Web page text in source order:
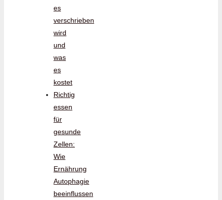
es
verschrieben
wird
und
was
es
kostet
Richtig
essen
für
gesunde
Zellen:
Wie
Ernährung
Autophagie
beeinflussen